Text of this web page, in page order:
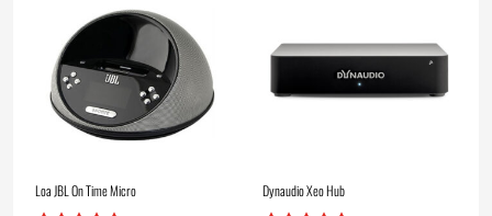
Loa JBL On Time Micro Dynaudio Xeo Hub